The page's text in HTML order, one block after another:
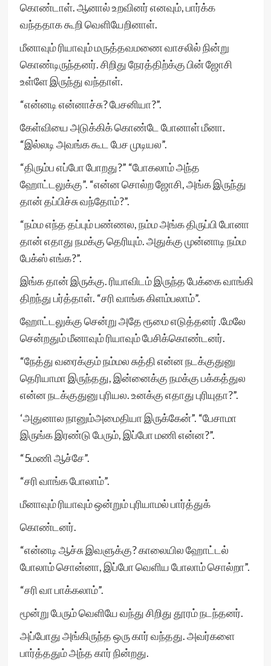
கொண்டாள். ஆனால் உறவினர் எனவும், பார்க்க
வந்ததாக கூறி வெளியேறினாள்.
மீனாவும் ரியாவும் மருத்தவமணை வாசலில் நின்று
கொண்டிருந்தனர். சிறிது நேரத்திற்க்கு பின் ஜோசி
உள்ளே இருந்து வந்தாள்.
“என்னடி என்னாச்சு? பேசனியா?”.
கேள்வியை அடுக்கிக் கொண்டே போனாள் மீனா.
“இல்லடி அவங்க கூட பேச முடியல”.
“திரும்ப எப்போ போறது?” “போகலாம் அந்த
ஹோட்டலுக்கு”. “என்ன சொல்ற ஜோசி, அங்க இருந்து
தான் தப்பிச்சு வந்தோம்?”.
“நம்ம எந்த தப்பும் பண்ணல, நம்ம அங்க திருப்பி போனா
தான் எதாது நமக்கு தெரியும். அதுக்கு முன்னாடி நம்ம
பேக்ஸ் எங்க?”.
இங்க தான் இருக்கு. ரியாவிடம் இருந்த பேக்கை வாங்கி
திறந்து பர்த்தாள். “சரி வாங்க கிளம்பலாம்”.
ஹோட்டலுக்கு சென்று அதே ரூமை எடுத்தனர் .மேலே
சென்றதும் மீனாவும் ரியாவும் பேசிக்கொண்டனர்.
“நேத்து வரைக்கும் நம்மல சுத்தி என்ன நடக்குதுனு
தெரியாமா இருந்தது, இன்னைக்கு நமக்கு பக்கத்துல
என்ன நடக்குதுனு புரியல. உனக்கு எதாது புரியுதா?”.
‘அதுனால நானும்அமைதியா இருக்கேன்”. “பேசாமா
இருங்க இரண்டு பேரும், இப்போ மணி என்ன?”.
“5மணி ஆச்சே”.
“சரி வாங்க போலாம்”.
மீனாவும் ரியாவும் ஒன்றும் புரியாமல் பார்த்துக்
கொண்டனர்.
“என்னடி ஆச்சு இவளுக்கு? காலையில ஹோட்டல்
போலாம் சொன்னா, இப்போ வெளிய போலாம் சொல்றா”.
“சரி வா பாக்கலாம்”.
மூன்று பேரும் வெளியே வந்து சிறிது தூரம் நடந்தனர்.
அப்போது அங்கிருந்த ஒரு கார் வந்தது. அவர்களை
பார்த்ததும் அந்த கார் நின்றது.